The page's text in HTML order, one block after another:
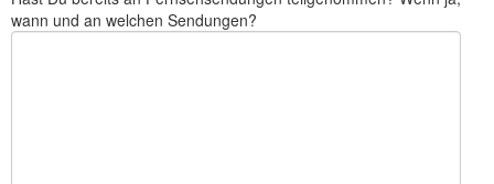
wann und an welchen Sendungen?